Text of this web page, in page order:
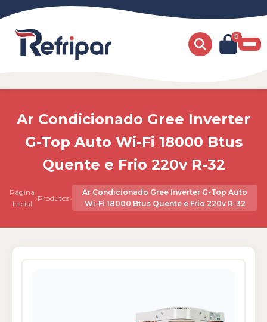
0
Ar Condicionado Gree Inverter
G-Top Auto Wi-Fi 18000 Btus
Quente e Frio 220v R-32
Página
Inicial ›Produtos›
Ar Condicionado Gree Inverter G-Top Auto
Wi-Fi 18000 Btus Quente e Frio 220v R-32